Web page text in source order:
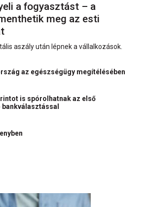
a fogyasztást – a
meg az esti
aszály után lépnek a vállalkozások.
az egészségügy megítélésében
is spórolhatnak az első